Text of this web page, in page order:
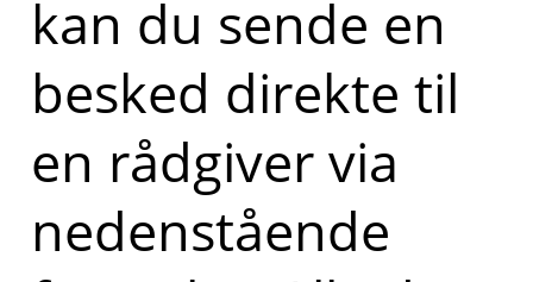
kan du sende en
besked direkte til
en rådgiver via
nedenstående